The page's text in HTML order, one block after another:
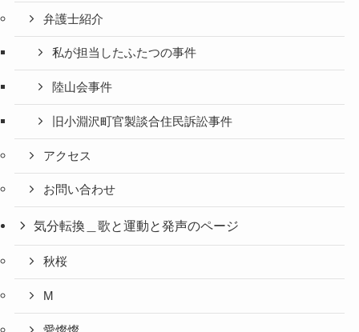
弁護士紹介
私が担当したふたつの事件
陸山会事件
旧小淵沢町官製談合住民訴訟事件
アクセス
お問い合わせ
気分転換＿歌と運動と発声のページ
秋桜
M